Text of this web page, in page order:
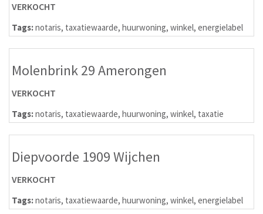
VERKOCHT
Tags:notaris, taxatiewaarde, huurwoning, winkel, energielabel
Molenbrink 29 Amerongen
VERKOCHT
Tags:notaris, taxatiewaarde, huurwoning, winkel, taxatie
Diepvoorde 1909 Wijchen
VERKOCHT
Tags:notaris, taxatiewaarde, huurwoning, winkel, energielabel